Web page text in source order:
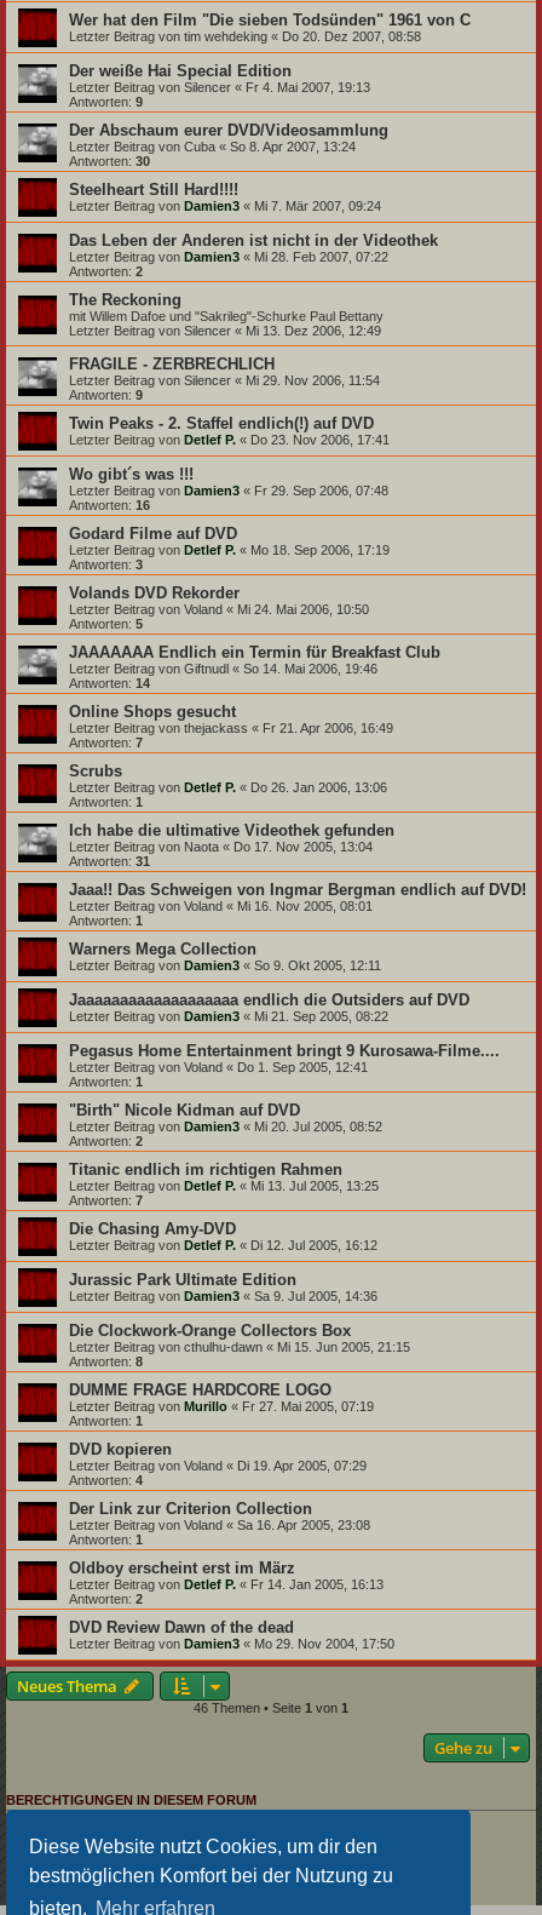
Diese Website nutzt Cookies, um dir den
bestmöglichen Komfort bei der Nutzung zu
bieten. Mehr erfahren
Wer hat den Film "Die sieben Todsünden" 1961 von C
Letzter Beitrag von tim wehdeking « Do 20. Dez 2007, 08:58
Der weiße Hai Special Edition
Letzter Beitrag von Silencer « Fr 4. Mai 2007, 19:13
Antworten: 9
Der Abschaum eurer DVD/Videosammlung
Letzter Beitrag von Cuba « So 8. Apr 2007, 13:24
Antworten: 30
Steelheart Still Hard!!!!
Letzter Beitrag von Damien3 « Mi 7. Mär 2007, 09:24
Das Leben der Anderen ist nicht in der Videothek
Letzter Beitrag von Damien3 « Mi 28. Feb 2007, 07:22
Antworten: 2
The Reckoning
mit Willem Dafoe und "Sakrileg"-Schurke Paul Bettany
Letzter Beitrag von Silencer « Mi 13. Dez 2006, 12:49
FRAGILE - ZERBRECHLICH
Letzter Beitrag von Silencer « Mi 29. Nov 2006, 11:54
Antworten: 9
Twin Peaks - 2. Staffel endlich(!) auf DVD
Letzter Beitrag von Detlef P. « Do 23. Nov 2006, 17:41
Wo gibt´s was !!!
Letzter Beitrag von Damien3 « Fr 29. Sep 2006, 07:48
Antworten: 16
Godard Filme auf DVD
Letzter Beitrag von Detlef P. « Mo 18. Sep 2006, 17:19
Antworten: 3
Volands DVD Rekorder
Letzter Beitrag von Voland « Mi 24. Mai 2006, 10:50
Antworten: 5
JAAAAAAA Endlich ein Termin für Breakfast Club
Letzter Beitrag von Giftnudl « So 14. Mai 2006, 19:46
Antworten: 14
Online Shops gesucht
Letzter Beitrag von thejackass « Fr 21. Apr 2006, 16:49
Antworten: 7
Scrubs
Letzter Beitrag von Detlef P. « Do 26. Jan 2006, 13:06
Antworten: 1
Ich habe die ultimative Videothek gefunden
Letzter Beitrag von Naota « Do 17. Nov 2005, 13:04
Antworten: 31
Jaaa!! Das Schweigen von Ingmar Bergman endlich auf DVD!
Letzter Beitrag von Voland « Mi 16. Nov 2005, 08:01
Antworten: 1
Warners Mega Collection
Letzter Beitrag von Damien3 « So 9. Okt 2005, 12:11
Jaaaaaaaaaaaaaaaaaaa endlich die Outsiders auf DVD
Letzter Beitrag von Damien3 « Mi 21. Sep 2005, 08:22
Pegasus Home Entertainment bringt 9 Kurosawa-Filme....
Letzter Beitrag von Voland « Do 1. Sep 2005, 12:41
Antworten: 1
"Birth" Nicole Kidman auf DVD
Letzter Beitrag von Damien3 « Mi 20. Jul 2005, 08:52
Antworten: 2
Titanic endlich im richtigen Rahmen
Letzter Beitrag von Detlef P. « Mi 13. Jul 2005, 13:25
Antworten: 7
Die Chasing Amy-DVD
Letzter Beitrag von Detlef P. « Di 12. Jul 2005, 16:12
Jurassic Park Ultimate Edition
Letzter Beitrag von Damien3 « Sa 9. Jul 2005, 14:36
Die Clockwork-Orange Collectors Box
Letzter Beitrag von cthulhu-dawn « Mi 15. Jun 2005, 21:15
Antworten: 8
DUMME FRAGE HARDCORE LOGO
Letzter Beitrag von Murillo « Fr 27. Mai 2005, 07:19
Antworten: 1
DVD kopieren
Letzter Beitrag von Voland « Di 19. Apr 2005, 07:29
Antworten: 4
Der Link zur Criterion Collection
Letzter Beitrag von Voland « Sa 16. Apr 2005, 23:08
Antworten: 1
Oldboy erscheint erst im März
Letzter Beitrag von Detlef P. « Fr 14. Jan 2005, 16:13
Antworten: 2
DVD Review Dawn of the dead
Letzter Beitrag von Damien3 « Mo 29. Nov 2004, 17:50
Neues Thema
46 Themen • Seite 1 von 1
Gehe zu
BERECHTIGUNGEN IN DIESEM FORUM
Du darfstkeineAntworten zu Themen in diesem Forum erstellen.
Du darfst deine Beiträge in diesem Forumnicht ändern.
Du darfst deine Beiträge in diesem Forumnichtlöschen.
keineDateianhänge in diesem Forum erstellen.